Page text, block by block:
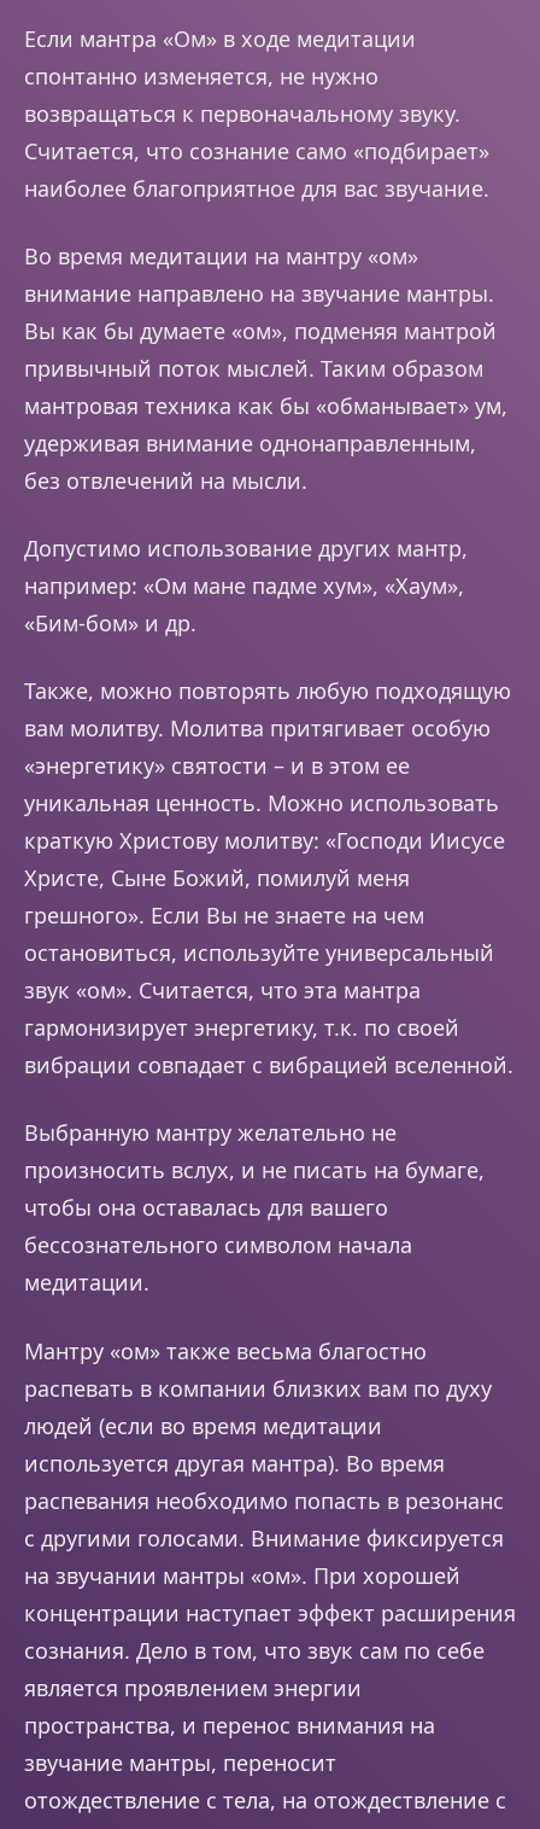
Если мантра «Ом» в ходе медитации
спонтанно изменяется, не нужно
возвращаться к первоначальному звуку.
Считается, что сознание само «подбирает»
наиболее благоприятное для вас звучание.
Во время медитации на мантру «ом»
внимание направлено на звучание мантры.
Вы как бы думаете «ом», подменяя мантрой
привычный поток мыслей. Таким образом
мантровая техника как бы «обманывает» ум,
удерживая внимание однонаправленным,
без отвлечений на мысли.
Допустимо использование других мантр,
например: «Ом мане падме хум», «Хаум»,
«Бим-бом» и др.
Также, можно повторять любую подходящую
вам молитву. Молитва притягивает особую
«энергетику» святости – и в этом ее
уникальная ценность. Можно использовать
краткую Христову молитву: «Господи Иисусе
Христе, Сыне Божий, помилуй меня
грешного». Если Вы не знаете на чем
остановиться, используйте универсальный
звук «ом». Считается, что эта мантра
гармонизирует энергетику, т.к. по своей
вибрации совпадает с вибрацией вселенной.
Выбранную мантру желательно не
произносить вслух, и не писать на бумаге,
чтобы она оставалась для вашего
бессознательного символом начала
медитации.
Мантру «ом» также весьма благостно
распевать в компании близких вам по духу
людей (если во время медитации
используется другая мантра). Во время
распевания необходимо попасть в резонанс
с другими голосами. Внимание фиксируется
на звучании мантры «ом». При хорошей
концентрации наступает эффект расширения
сознания. Дело в том, что звук сам по себе
является проявлением энергии
пространства, и перенос внимания на
звучание мантры, переносит
отождествление с тела, на отождествление с